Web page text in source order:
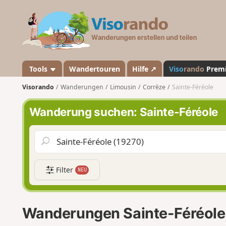
a
n
d
o
Tools Wandertouren Hilfe ↗ Visorando
Visorando Wanderungen Limousin Corrèze Sainte-Féréole
Wanderung suchen: Sainte-Féréole
Filter NEU
Wanderungen Sainte-Féréole